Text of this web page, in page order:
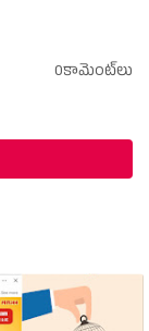
0కామెంట్‌లు